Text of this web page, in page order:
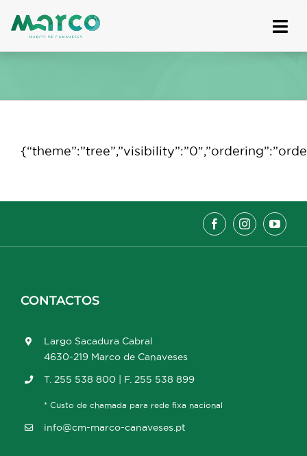
to
CONTACTOS
Largo Sacadura Cabral
4630-219 Marco de Canaveses
T. 255 538 800 | F. 255 538 899
* Custo de chamada para rede fixa nacional
info@cm-marco-canaveses.pt